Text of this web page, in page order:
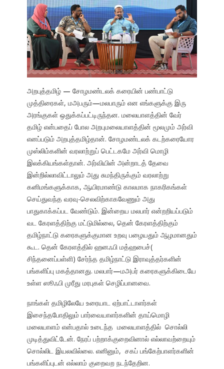
அறபுத்தமிழ் — சோழமண்டலக் கரையின் பண்பாட்டு
முத்திரைகள், மஅபரும்—மலபாரும் என எங்களுக்கு இரு
அரங்குகள் ஒதுக்கப்பட்டிருந்தன. மலையாளத்தின் வேர்
தமிழ் என்பதைப் போல அறபுமலையாளத்தின் மூலமும் அர்வி
எனப்படும் அறபுத்தமிழ்தான். சோழமண்டலக் கடற்கரையோர
முஸ்லிம்களின் வரலாற்றுப் பெட்டகமே அர்வி மொழி
இலக்கியங்கள்தான். அர்வியின் அன்றாடத் தேவை
இன்றில்லாவிட்டாலும் அது சுமந்திருக்கும் வரலாற்று
கனிமங்களுக்காக, ஆயிரமாண்டு காலமாக நாகரிகங்கள்
செய்துவந்த வரவு-செலவிற்காகவேணும் அது
பாதுகாக்கப்பட வேண்டும். இன்றைய மலபார் என்றறியப்படும்
வட கேரளத்திற்கு மட்டுமில்லை, தென் கேரளத்திற்கும்
தமிழ்நாட்டு கரைகளுக்குமான உறவு பழையதும் ஆழமானதும்
கூட. தென் கேரளத்தில் ஹனஃபி மத்ஹபைச்(
சிந்தனைப்பள்ளி) சேர்ந்த தமிழ்நாட்டு இராவுத்தர்களின்
பங்களிப்பு மகத்தானது. மலபார்—மஅபர் கரைகளுக்கிடையே
உள்ள ஸூஃபி முரீது மரபுகள் செழிப்பானவை.
நாங்கள் தமிழிலேயே உரையாட ஏற்பாட்டாளர்கள்
இசைந்தபோதிலும் பார்வையாளர்களின் தாய்மொழி
மலையாளம் என்பதால் உடைந்த மலையாளத்தில் சொல்லி
முடித்துவிட்டேன். நேரப் பற்றாக்குறைவினால் எல்லாவற்றையும்
சொல்லிட இயலவில்லை. எனினும், சகப் பங்கேற்பாளர்களின்
பங்களிப்புடன் எல்லாம் குறைவற நடந்தேறின.